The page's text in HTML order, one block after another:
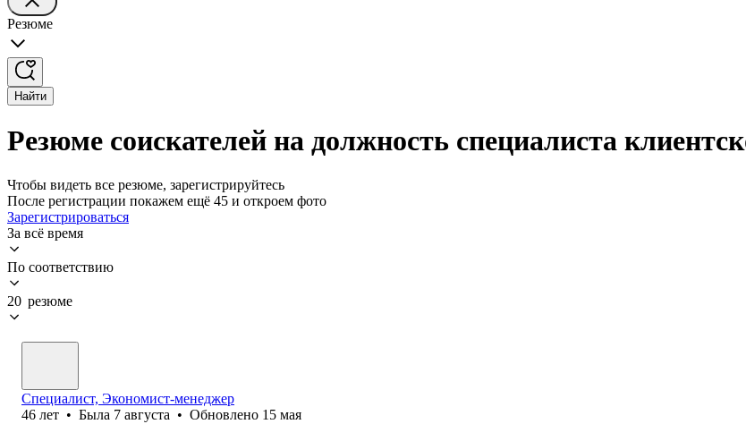
Резюме
Найти
Резюме соискателей на должность специалиста
Чтобы видеть все резюме, зарегистрируйтесь
После регистрации покажем ещё 45 и откроем фото
Зарегистрироваться
За всё время
По соответствию
20 резюме
Специалист, Экономист-менеджер
46 лет • Была 7 августа • Обновлено 15 мая